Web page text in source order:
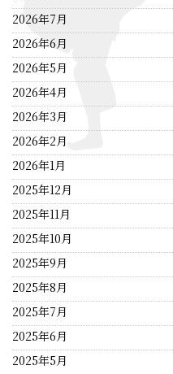
2026年7月
2026年6月
2026年5月
2026年4月
2026年3月
2026年2月
2026年1月
2025年12月
2025年11月
2025年10月
2025年9月
2025年8月
2025年7月
2025年6月
2025年5月